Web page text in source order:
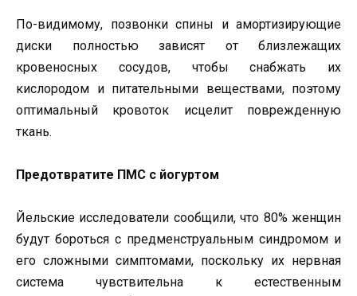
По-видимому, позвонки спины и амортизирующие
диски полностью зависят от близлежащих
кровеносных сосудов, чтобы снабжать их
кислородом и питательными веществами, поэтому
оптимальный кровоток исцелит поврежденную
ткань.
Предотвратите ПМС с йогуртом
Йельские исследователи сообщили, что 80% женщин
будут бороться с предменструальным синдромом и
его сложными симптомами, поскольку их нервная
система чувствительна к естественным